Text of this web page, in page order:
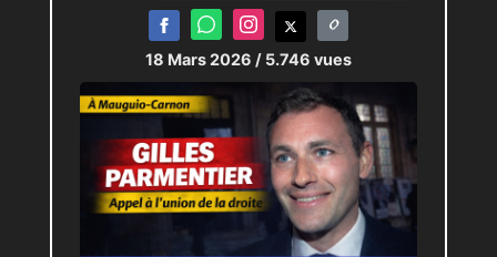
18 Mars 2026 / 5.746 vues